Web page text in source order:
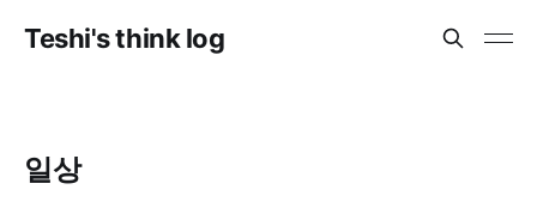
Teshi's think log
일상